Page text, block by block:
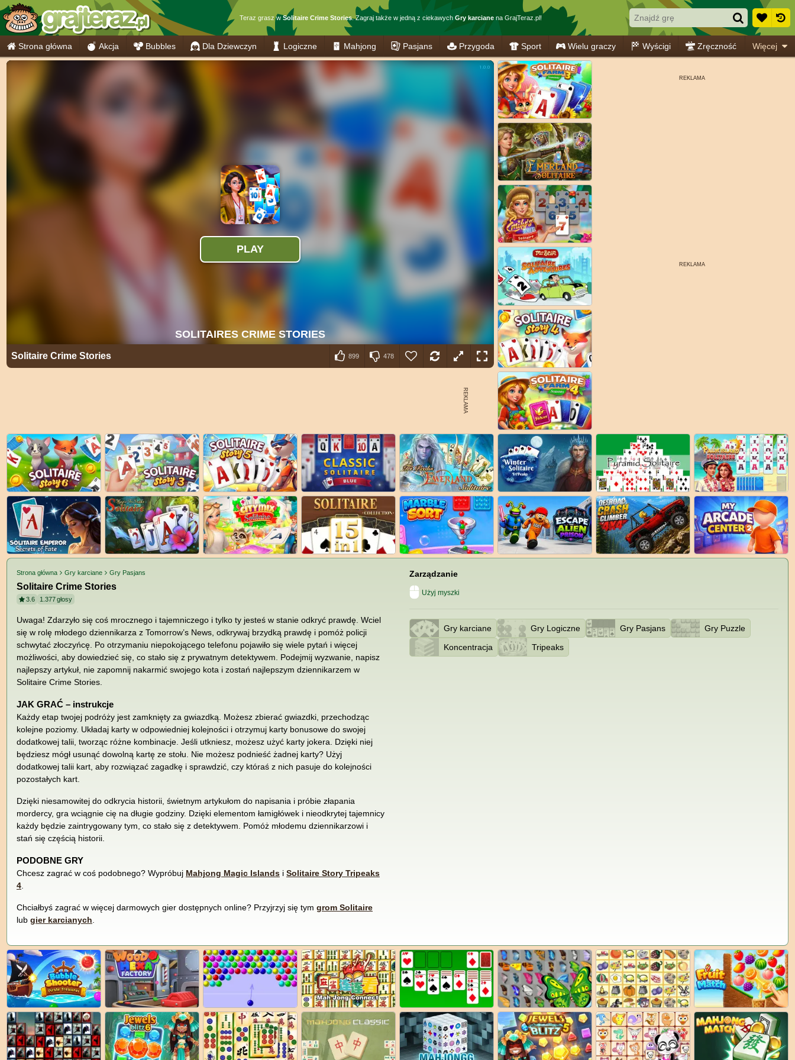
Teraz grasz wSolitaire Crime Stories. Zagraj także w jedną z ciekawych Gry karciane na GrajTeraz.pl!
Strona główna Akcja Bubbles Dla Dziewczyn Logiczne Mahjong Pasjans Przygoda Sport Wielu graczy Wyścigi Zręczność Więcej
Solitaire Crime Stories 899 478
Strona główna Gry karciane Gry Pasjans
Solitaire Crime Stories
3.6 1.377głosy
Uwaga! Zdarzyło się coś mrocznego i tajemniczego i tylko ty jesteś w stanie odkryć prawdę. Wciel
się w rolę młodego dziennikarza z Tomorrow’s News, odkrywaj brzydką prawdę i pomóż policji
schwytać złoczyńcę. Po otrzymaniu niepokojącego telefonu pojawiło się wiele pytań i więcej
możliwości, aby dowiedzieć się, co stało się z prywatnym detektywem. Podejmij wyzwanie, napisz
najlepszy artykuł, nie zapomnij nakarmić swojego kota i zostań najlepszym dziennikarzem w
Solitaire Crime Stories.
JAK GRAĆ – instrukcje
Każdy etap twojej podróży jest zamknięty za gwiazdką. Możesz zbierać gwiazdki, przechodząc
kolejne poziomy. Układaj karty w odpowiedniej kolejności i otrzymuj karty bonusowe do swojej
dodatkowej talii, tworząc różne kombinacje. Jeśli utkniesz, możesz użyć karty jokera. Dzięki niej
będziesz mógł usunąć dowolną kartę ze stołu. Nie możesz podnieść żadnej karty? Użyj
dodatkowej talii kart, aby rozwiązać zagadkę i sprawdzić, czy któraś z nich pasuje do kolejności
pozostałych kart.
Dzięki niesamowitej do odkrycia historii, świetnym artykułom do napisania i próbie złapania
mordercy, gra wciągnie cię na długie godziny. Dzięki elementom łamigłówek i nieodkrytej tajemnicy
każdy będzie zaintrygowany tym, co stało się z detektywem. Pomóż młodemu dziennikarzowi i
stań się częścią historii.
PODOBNE GRY
Chcesz zagrać w coś podobnego? Wypróbuj Mahjong Magic Islands i Solitaire Story Tripeaks
4.
Chciałbyś zagrać w więcej darmowych gier dostępnych online? Przyjrzyj się tym grom Solitaire
lub gier karcianych.
Zarządzanie
Użyj myszki
Gry karciane Gry Logiczne Gry Pasjans
Gry Puzzle
Koncentracja
Tripeaks